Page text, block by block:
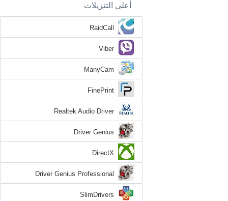
أعلى التنزيلات
RaidCall
Viber
ManyCam
FinePrint
Realtek Audio Driver
Driver Genius
DirectX
Driver Genius Professional
SlimDrivers